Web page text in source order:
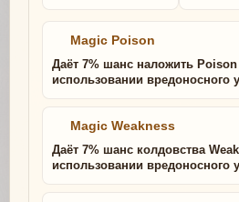
Magic Poison
Даёт 7% шанс наложить
использовании вредоносного
Magic Weakness
Даёт 7% шанс колдовства
использовании вредоносного